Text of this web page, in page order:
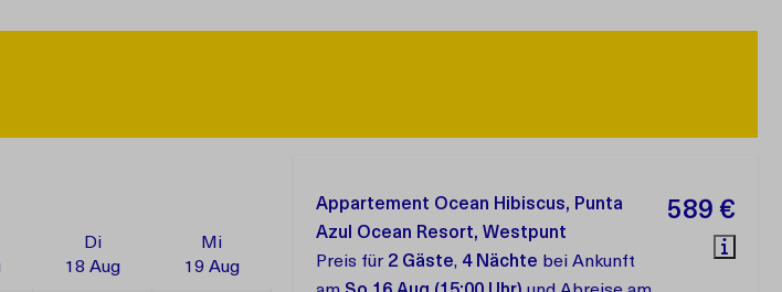
Di
18 Aug
Mi
19 Aug
589 €
Appartement Ocean Hibiscus, Punta
Azul Ocean Resort, Westpunt
Preis für 2 Gäste, 4 Nächte bei Ankunft